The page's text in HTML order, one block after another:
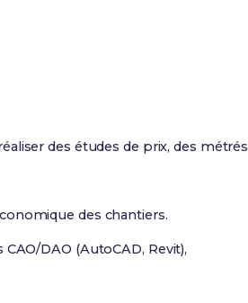
des études de prix, des métrés
des chantiers.
DAO (AutoCAD, Revit),